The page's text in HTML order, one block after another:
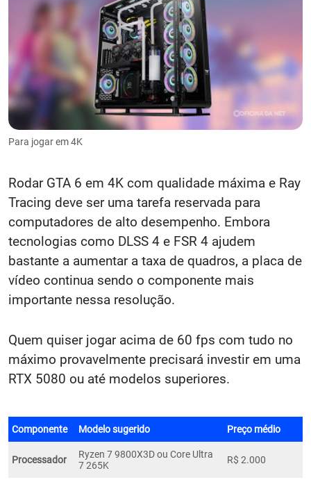
Para jogar em 4K
Rodar GTA 6 em 4K com qualidade máxima e Ray
Tracing deve ser uma tarefa reservada para
computadores de alto desempenho. Embora
tecnologias como DLSS 4 e FSR 4 ajudem
bastante a aumentar a taxa de quadros, a placa de
vídeo continua sendo o componente mais
importante nessa resolução.
Quem quiser jogar acima de 60 fps com tudo no
máximo provavelmente precisará investir em uma
RTX 5080 ou até modelos superiores.
Componente Modelo sugerido Preço médio
Processador
Ryzen 7 9800X3D ou Core Ultra
7 265K
R$ 2.000